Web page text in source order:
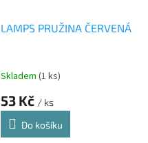
LAMPS PRUŽINA ČERVENÁ
Skladem (1 ks)
53 Kč / ks
Do košíku